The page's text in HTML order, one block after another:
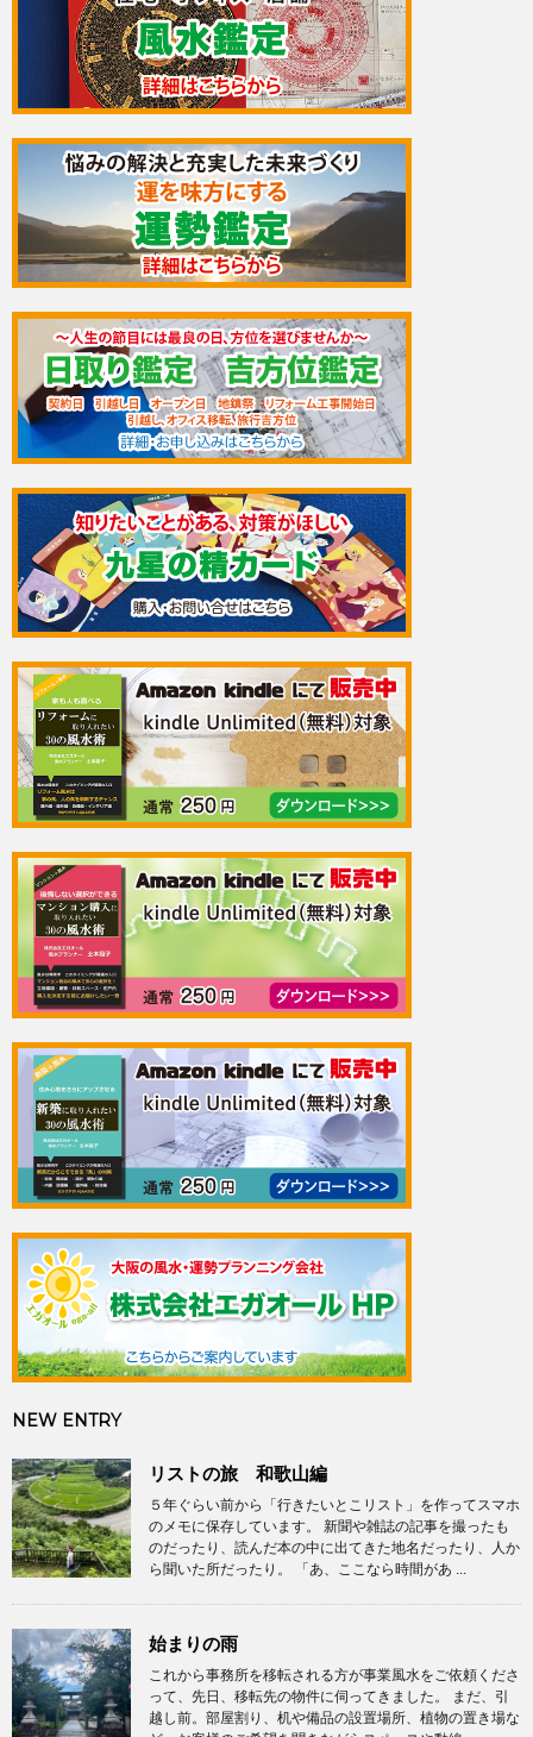
NEW ENTRY
リストの旅 和歌山編
５年ぐらい前から「行きたいとこリスト」を作ってスマホ
のメモに保存しています。 新聞や雑誌の記事を撮ったも
のだったり、読んだ本の中に出てきた地名だったり、人か
ら聞いた所だったり。 「あ、ここなら時間があ ...
始まりの雨
これから事務所を移転される方が事業風水をご依頼くださ
って、先日、移転先の物件に伺ってきました。 まだ、引
越し前。部屋割り、机や備品の設置場所、植物の置き場な